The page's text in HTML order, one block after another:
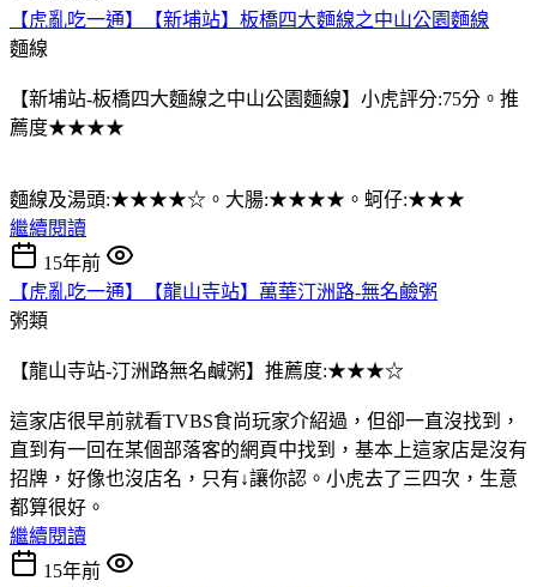
【虎亂吃一通】【新埔站】板橋四大麵線之中山公園麵線
麵線
【新埔站-板橋四大麵線之中山公園麵線】小虎評分:75分。推
薦度★★★★
麵線及湯頭:★★★★☆。大腸:★★★★。蚵仔:★★★
繼續閱讀
15年前
【虎亂吃一通】【龍山寺站】萬華汀洲路-無名鹼粥
粥類
【龍山寺站-汀洲路無名鹹粥】推薦度:★★★☆
這家店很早前就看TVBS食尚玩家介紹過，但卻一直沒找到，
直到有一回在某個部落客的網頁中找到，基本上這家店是沒有
招牌，好像也沒店名，只有↓讓你認。小虎去了三四次，生意
都算很好。
繼續閱讀
15年前